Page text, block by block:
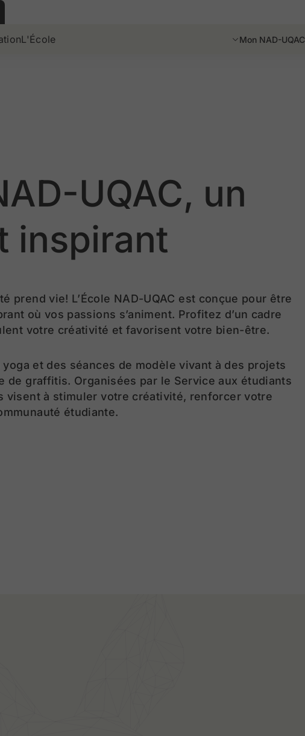
L'École Mon NAD-UQAC
UQAC, un
inspirant
prend vie! L’École NAD-UQAC est conçue pour être
où vos passions s’animent. Profitez d’un cadre
votre créativité et favorisent votre bien-être.
et des séances de modèle vivant à des projets
de graffitis. Organisées par le Service aux étudiants
visent à stimuler votre créativité, renforcer votre
étudiante.